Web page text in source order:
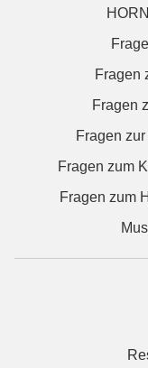
Fragen
Fragen
Fragen
Fragen zum
Fragen zum